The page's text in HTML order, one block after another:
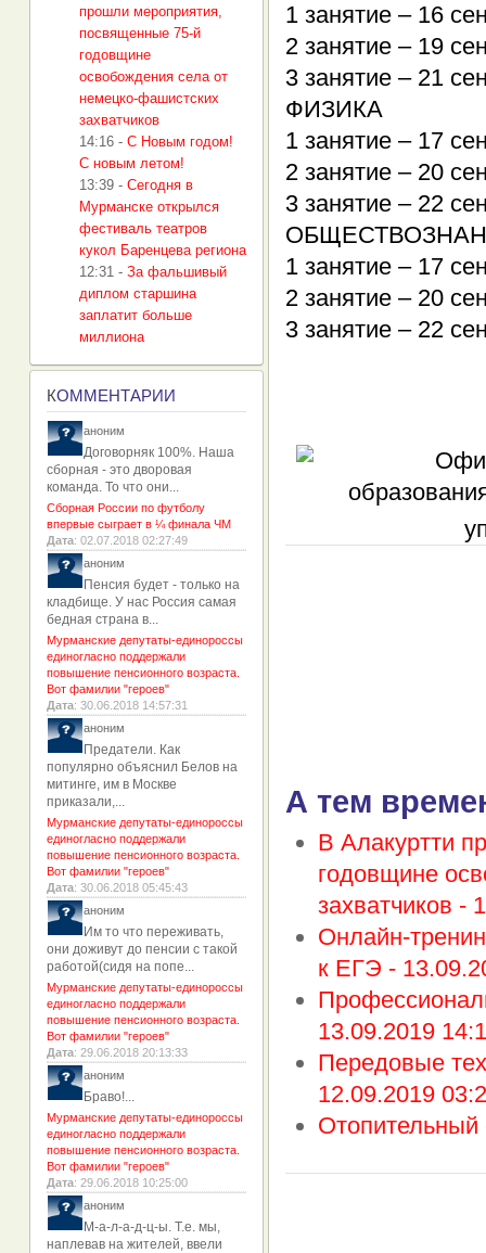
1 занятие – 16
2 занятие – 19
3 занятие – 21
ФИЗИКА
1 занятие – 17
2 занятие – 20
3 занятие – 22
1 занятие – 17
2 занятие – 20
3 занятие – 22
А тем
В Алакуртти
годовщине
захватчиков -
Онлайн-
к ЕГЭ -
13.09.2019
Передовые
12.09.2019
Отопительный
прошли мероприятия,
посвященные 75-й
годовщине
освобождения села от
немецко-фашистских
захватчиков
14:16 - С Новым годом!
С новым летом!
13:39 - Сегодня в
Мурманске открылся
фестиваль театров
кукол Баренцева региона
12:31 - За фальшивый
диплом старшина
заплатит больше
миллиона
КОММЕНТАРИИ
аноним
Договорняк 100%. Наша
сборная - это дворовая
команда. То что они...
Сборная России по футболу
впервые сыграет в ¼ финала ЧМ
Дата: 02.07.2018 02:27:49
аноним
Пенсия будет - только на
кладбище. У нас Россия самая
бедная страна в...
Мурманские депутаты-единороссы
единогласно поддержали
повышение пенсионного возраста.
Вот фамилии "героев"
Дата: 30.06.2018 14:57:31
аноним
Предатели. Как
популярно объяснил Белов на
митинге, им в Москве
приказали,...
Мурманские депутаты-единороссы
единогласно поддержали
повышение пенсионного возраста.
Вот фамилии "героев"
Дата: 30.06.2018 05:45:43
аноним
Им то что переживать,
они доживут до пенсии с такой
работой(сидя на попе...
Мурманские депутаты-единороссы
единогласно поддержали
повышение пенсионного возраста.
Вот фамилии "героев"
Дата: 29.06.2018 20:13:33
аноним
Браво!...
Мурманские депутаты-единороссы
единогласно поддержали
повышение пенсионного возраста.
Вот фамилии "героев"
Дата: 29.06.2018 10:25:00
аноним
М-а-л-а-д-ц-ы. Т.е. мы,
наплевав на жителей, ввели